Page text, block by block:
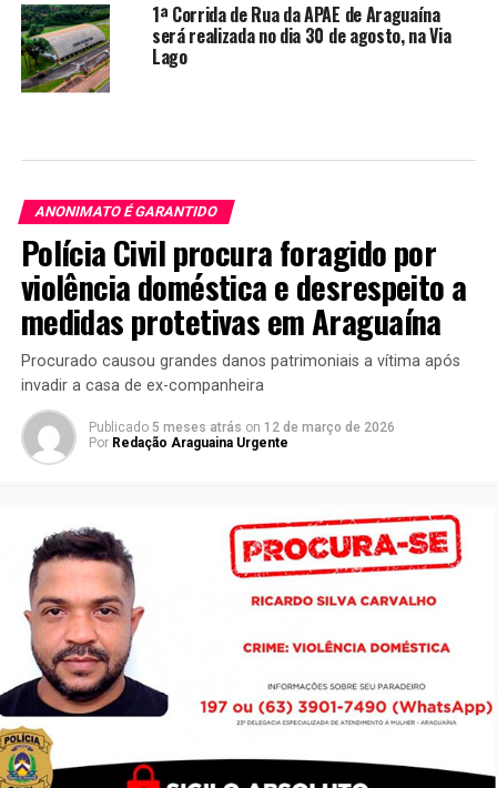
1ª Corrida de Rua da APAE de Araguaína
será realizada no dia 30 de agosto, na Via
Lago
ANONIMATO É GARANTIDO
Polícia Civil procura foragido por
violência doméstica e desrespeito a
medidas protetivas em Araguaína
Procurado causou grandes danos patrimoniais a vítima após
invadir a casa de ex-companheira
Publicado 5 meses atrás on 12 de março de 2026
Por Redação Araguaina Urgente